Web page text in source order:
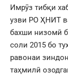
Имрӯз тибқи
узви РО ҲНИТ
бахши низомӣ
соли 2015 бо
равонаи
таҳмилӣ